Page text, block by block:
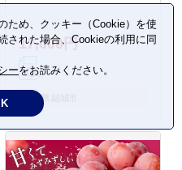
く)》国産 お肉 和牛 牛
精肉 食品 牛肉 バーベ
キュー 食材 グルメ 肉
焼肉 赤身部位 ミスジ
【配送不可地域あり】-
--yuki_towa_10_500g---
st-p
17,000円
茨城県 結城市
ため、クッキー（Cookie）を使
された場合、Cookieの利用に同
ーをお読みください。